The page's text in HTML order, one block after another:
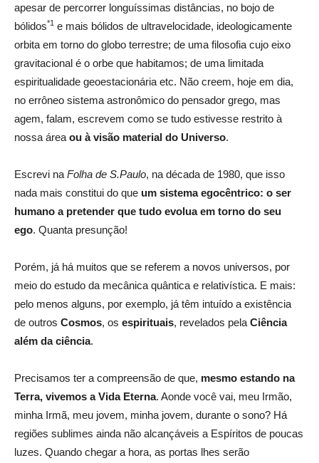
apesar de percorrer longuíssimas distâncias, no bojo de
bólidos*1 e mais bólidos de ultravelocidade, ideologicamente
orbita em torno do globo terrestre; de uma filosofia cujo eixo
gravitacional é o orbe que habitamos; de uma limitada
espiritualidade geoestacionária etc. Não creem, hoje em dia,
no errôneo sistema astronômico do pensador grego, mas
agem, falam, escrevem como se tudo estivesse restrito à
nossa área ou à visão material do Universo.
Escrevi na Folha de S.Paulo, na década de 1980, que isso
nada mais constitui do que um sistema egocêntrico: o ser
humano a pretender que tudo evolua em torno do seu
ego. Quanta presunção!
Porém, já há muitos que se referem a novos universos, por
meio do estudo da mecânica quântica e relativística. E mais:
pelo menos alguns, por exemplo, já têm intuído a existência
de outros Cosmos, os espirituais, revelados pela Ciência
além da ciência.
Precisamos ter a compreensão de que, mesmo estando na
Terra, vivemos a Vida Eterna. Aonde você vai, meu Irmão,
minha Irmã, meu jovem, minha jovem, durante o sono? Há
regiões sublimes ainda não alcançáveis a Espíritos de poucas
luzes. Quando chegar a hora, as portas lhes serão